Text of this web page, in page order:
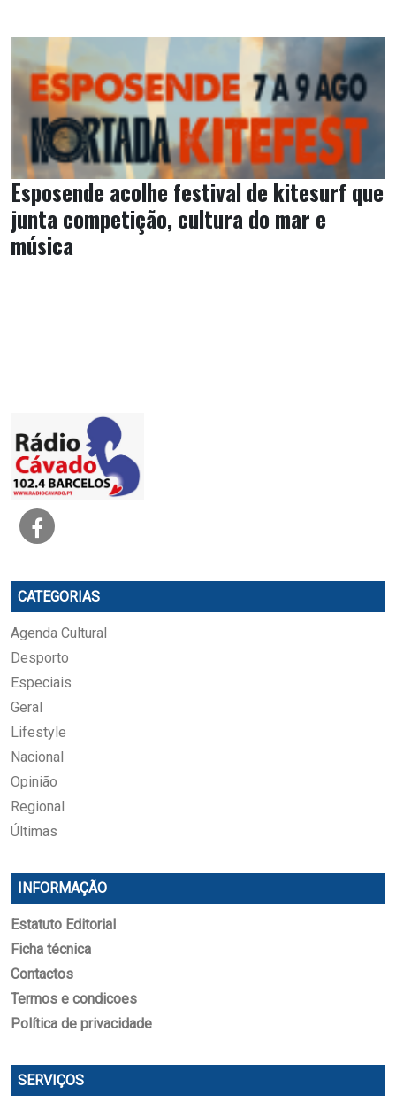
Esposende acolhe festival de kitesurf que
junta competição, cultura do mar e
música
CATEGORIAS
Agenda Cultural
Desporto
Especiais
Geral
Lifestyle
Nacional
Opinião
Regional
Últimas
INFORMAÇÃO
Estatuto Editorial
Ficha técnica
Contactos
Termos e condicoes
Política de privacidade
SERVIÇOS